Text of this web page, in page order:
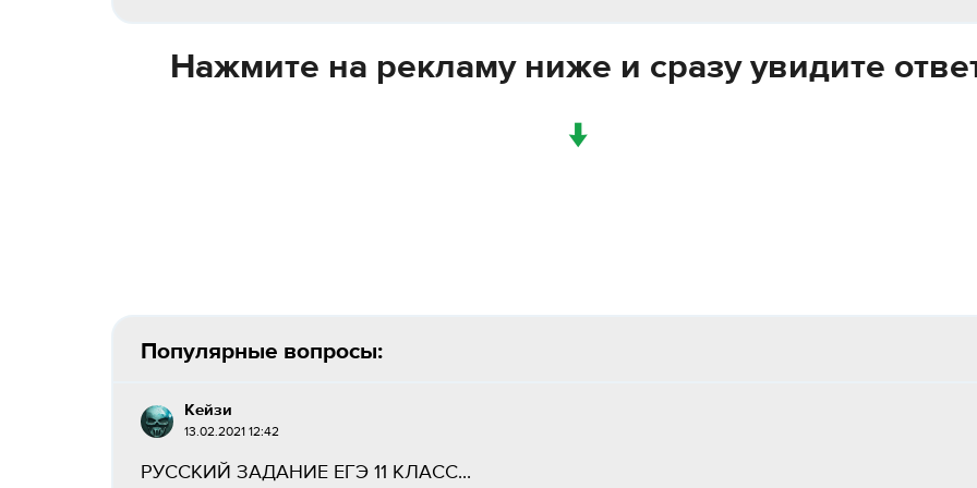
Нажмите на рекламу ниже и сразу увидите
↓
Популярные вопросы:
Кейзи
13.02.2021 12:42
РУССКИЙ ЗАДАНИЕ ЕГЭ 11 КЛАСС...